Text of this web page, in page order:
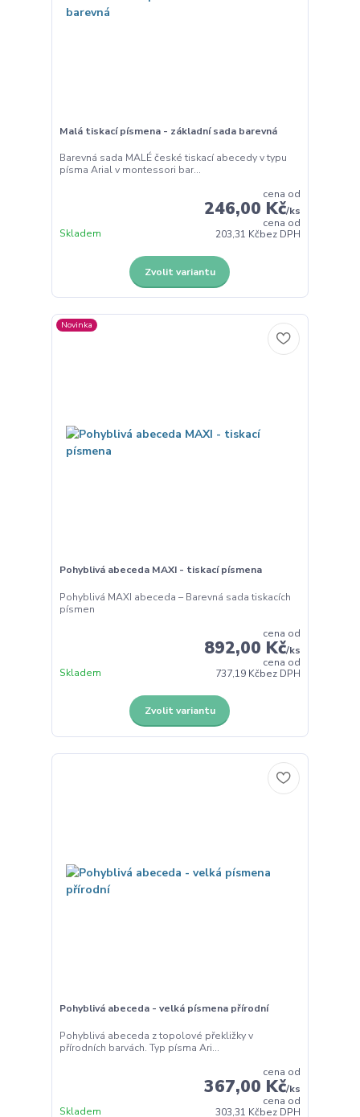
Malá tiskací písmena - základní sada barevná
Barevná sada MALÉ české tiskací abecedy v typu
písma Arial v montessori bar...
cena od
246,00 Kč/ks
cena od
203,31 Kčbez DPH
Skladem
Zvolit variantu
Novinka
Pohyblivá abeceda MAXI - tiskací písmena
Pohyblivá MAXI abeceda – Barevná sada tiskacích
písmen
cena od
892,00 Kč/ks
cena od
737,19 Kčbez DPH
Skladem
Zvolit variantu
Pohyblivá abeceda - velká písmena přírodní
Pohyblivá abeceda z topolové překližky v
přírodních barvách. Typ písma Ari...
cena od
367,00 Kč/ks
cena od
303,31 Kčbez DPH
Skladem